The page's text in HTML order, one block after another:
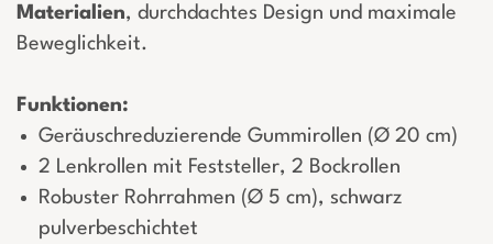
Materialien, durchdachtes Design und maximale
Beweglichkeit.
Funktionen:
Geräuschreduzierende Gummirollen (Ø 20 cm)
2 Lenkrollen mit Feststeller, 2 Bockrollen
Robuster Rohrrahmen (Ø 5 cm), schwarz
pulverbeschichtet